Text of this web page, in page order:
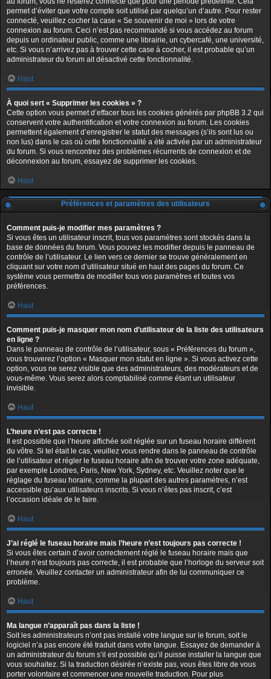
permet d’éviter que votre compte soit utilisé par quelqu’un d’autre. Pour rester
connecté, veuillez cocher la case « Se souvenir de moi » lors de votre
connexion au forum. Ceci n’est pas recommandé si vous accédez au forum
depuis un ordinateur public, comme une librairie, un cybercafé, une université,
etc. Si vous n’arrivez pas à trouver cette case à cocher, il est probable qu’un
administrateur du forum ait désactivé cette fonctionnalité.
Haut
À quoi sert « Supprimer les cookies » ?
Cette option vous permet d’effacer tous les cookies générés par phpBB 3.2 qui
conservent votre authentification et votre connexion au forum. Les cookies
permettent également d’enregistrer le statut des messages (s’ils sont lus ou
non lus) dans le cas où cette fonctionnalité a été activée par un administrateur
du forum. Si vous rencontrez des problèmes récurrents de connexion et de
déconnexion au forum, essayez de supprimer les cookies.
Haut
Préférences et paramètres des utilisateurs
Comment puis-je modifier mes paramètres ?
Si vous êtes un utilisateur inscrit, tous vos paramètres sont stockés dans la
base de données du forum. Vous pouvez les modifier depuis le panneau de
contrôle de l’utilisateur. Le lien vers ce dernier se trouve généralement en
cliquant sur votre nom d’utilisateur situé en haut des pages du forum. Ce
système vous permettra de modifier tous vos paramètres et toutes vos
préférences.
Haut
Comment puis-je masquer mon nom d’utilisateur de la liste des utilisateurs
en ligne ?
Dans le panneau de contrôle de l’utilisateur, sous « Préférences du forum »,
vous trouverez l’option « Masquer mon statut en ligne ». Si vous activez cette
option, vous ne serez visible que des administrateurs, des modérateurs et de
vous-même. Vous serez alors comptabilisé comme étant un utilisateur
invisible.
Haut
L’heure n’est pas correcte !
Il est possible que l’heure affichée soit réglée sur un fuseau horaire différent
du vôtre. Si tel était le cas, veuillez vous rendre dans le panneau de contrôle
de l’utilisateur et régler le fuseau horaire afin de trouver votre zone adéquate,
par exemple Londres, Paris, New York, Sydney, etc. Veuillez noter que le
réglage du fuseau horaire, comme la plupart des autres paramètres, n’est
accessible qu’aux utilisateurs inscrits. Si vous n’êtes pas inscrit, c’est
l’occasion idéale de le faire.
Haut
J’ai réglé le fuseau horaire mais l’heure n’est toujours pas correcte !
Si vous êtes certain d’avoir correctement réglé le fuseau horaire mais que
l’heure n’est toujours pas correcte, il est probable que l’horloge du serveur soit
erronée. Veuillez contacter un administrateur afin de lui communiquer ce
problème.
Haut
Ma langue n’apparaît pas dans la liste !
Soit les administrateurs n’ont pas installé votre langue sur le forum, soit le
logiciel n’a pas encore été traduit dans votre langue. Essayez de demander à
un administrateur du forum s’il est possible qu’il puisse installer la langue que
vous souhaitez. Si la traduction désirée n’existe pas, vous êtes libre de vous
porter volontaire et commencer une nouvelle traduction. Pour plus